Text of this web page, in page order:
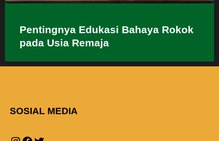
Pentingnya Edukasi Bahaya Rokok
pada Usia Remaja
SOSIAL MEDIA